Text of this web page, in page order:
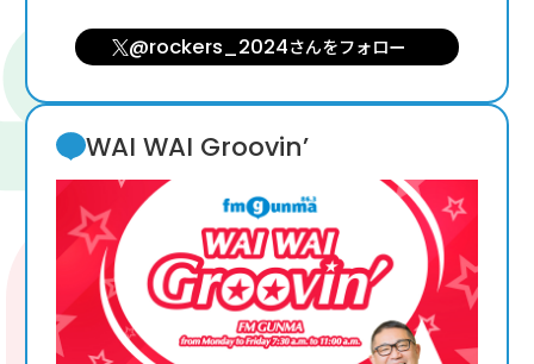
@rockers_2024さんをフォロー
WAI WAI Groovin’